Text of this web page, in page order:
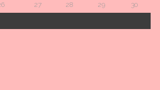
27 28 29
30